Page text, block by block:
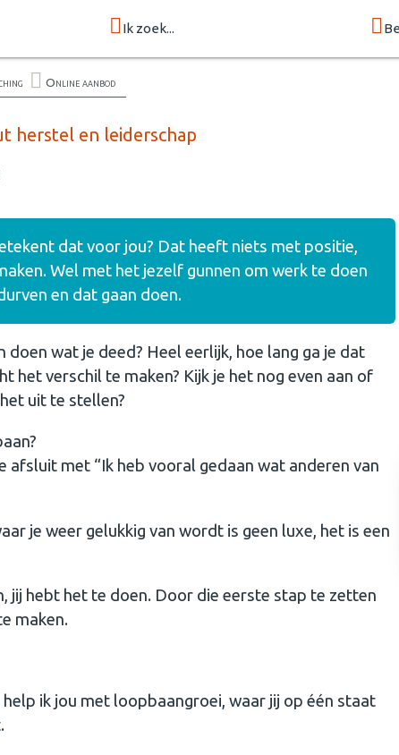
Ik zoek...
Online aanbod
herstel en leiderschap
dat voor jou? Dat heeft niets met positie,
Wel met het jezelf gunnen om werk te doen
en dat gaan doen.
doen wat je deed? Heel eerlijk, hoe lang ga je dat
het verschil te maken? Kijk je het nog even aan of
uit te stellen?
afsluit met “Ik heb vooral gedaan wat anderen van
je weer gelukkig van wordt is geen luxe, het is een
jij hebt het te doen. Door die eerste stap te zetten
maken.
ik jou met loopbaangroei, waar jij op één staat